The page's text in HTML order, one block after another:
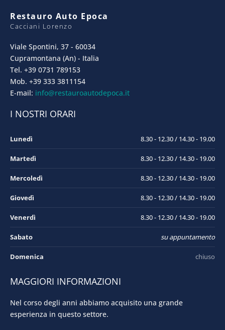
Restauro Auto Epoca
Cacciani Lorenzo
Viale Spontini, 37 - 60034
Cupramontana (An) - Italia
Tel. +39 0731 789153
Mob. +39 333 3811154
E-mail: info@restauroautodepoca.it
I NOSTRI ORARI
Lunedì 8.30 - 12.30 / 14.30 - 19.00
Martedì 8.30 - 12.30 / 14.30 - 19.00
Mercoledì 8.30 - 12.30 / 14.30 - 19.00
Giovedì 8.30 - 12.30 / 14.30 - 19.00
Venerdì 8.30 - 12.30 / 14.30 - 19.00
Sabato su appuntamento
Domenica chiuso
MAGGIORI INFORMAZIONI
Nel corso degli anni abbiamo acquisito una grande
esperienza in questo settore.